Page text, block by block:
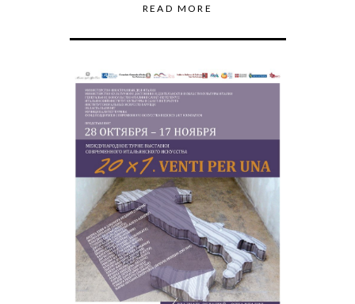
READ MORE